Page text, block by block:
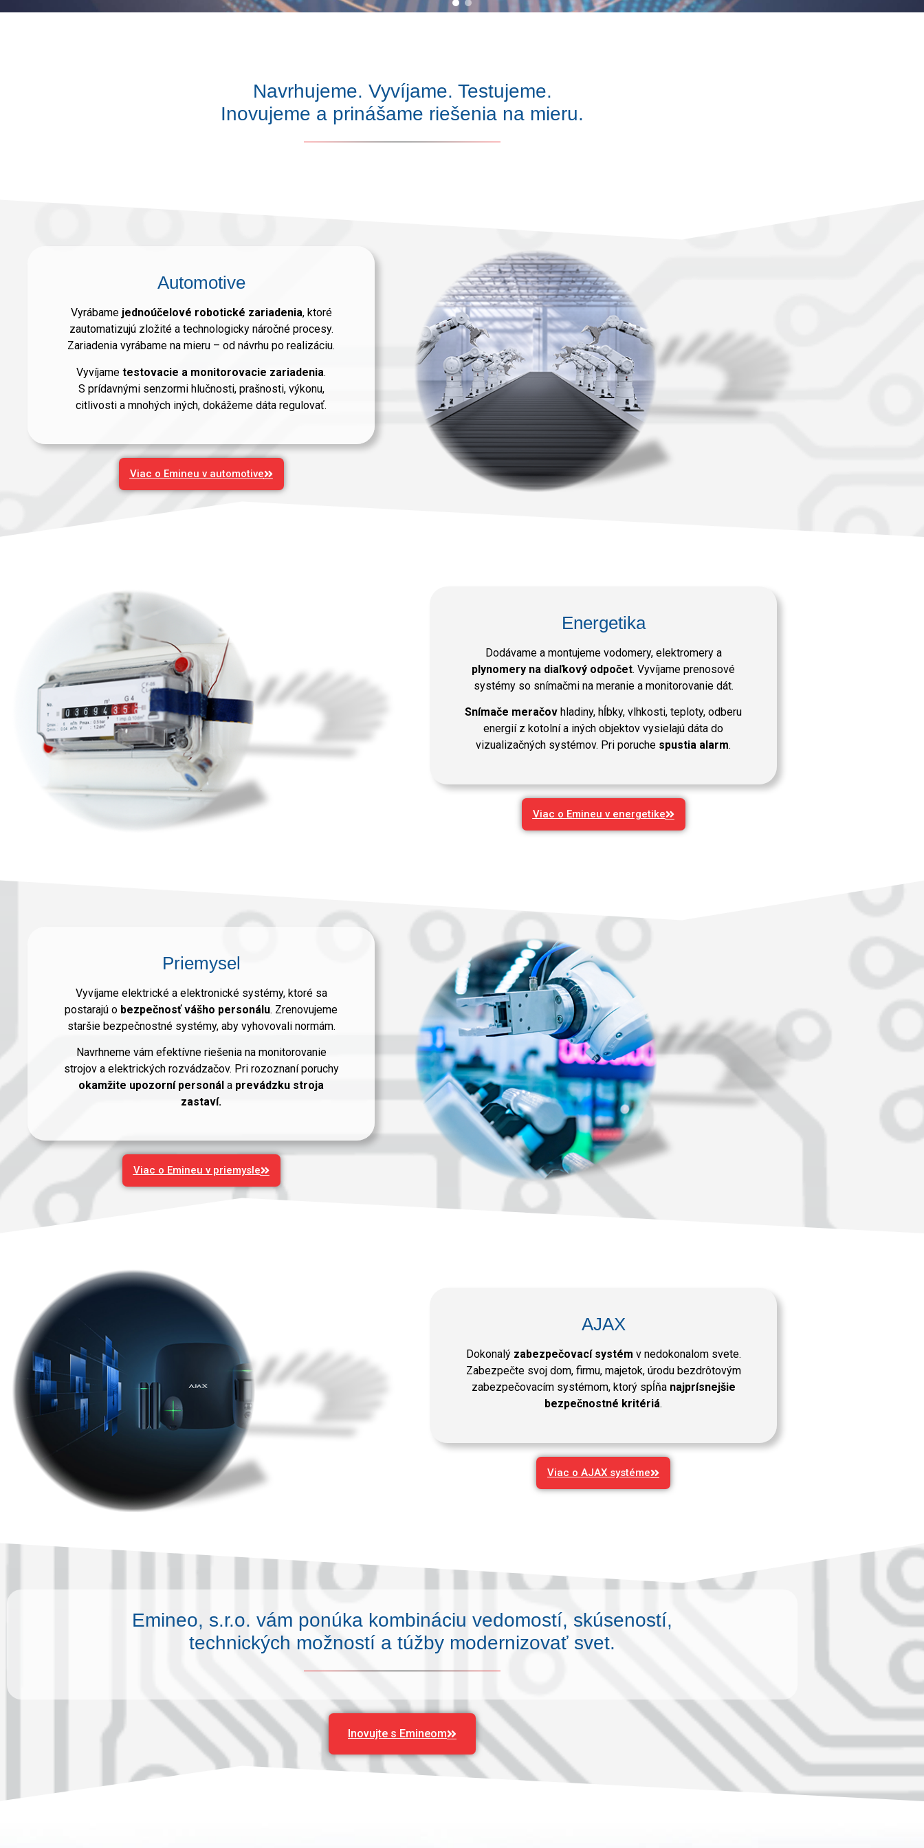
Navrhujeme. Vyvíjame. Testujeme.
Inovujeme a prinášame riešenia na mieru.
Automotive
Vyrábame jednoúčelové robotické zariadenia, ktoré
zautomatizujú zložité a technologicky náročné procesy.
Zariadenia vyrábame na mieru – od návrhu po realizáciu.
Vyvíjame testovacie a monitorovacie zariadenia.
S prídavnými senzormi hlučnosti, prašnosti, výkonu,
citlivosti a mnohých iných, dokážeme dáta regulovať.
Viac o Emineu v automotive
Energetika
Dodávame a montujeme vodomery, elektromery a
plynomery na diaľkový odpočet. Vyvíjame prenosové
systémy so snímačmi na meranie a monitorovanie dát.
Snímače meračov hladiny, hĺbky, vlhkosti, teploty, odberu
energií z kotolní a iných objektov vysielajú dáta do
vizualizačných systémov. Pri poruche spustia alarm.
Viac o Emineu v energetike
Priemysel
Vyvíjame elektrické a elektronické systémy, ktoré sa
postarajú o bezpečnosť vášho personálu. Zrenovujeme
staršie bezpečnostné systémy, aby vyhovovali normám.
Navrhneme vám efektívne riešenia na monitorovanie
strojov a elektrických rozvádzačov. Pri rozoznaní poruchy
okamžite upozorní personál a prevádzku stroja
zastaví.
Viac o Emineu v priemysle
AJAX
Dokonalýzabezpečovací systém v nedokonalom svete.
Zabezpečte svoj dom, firmu, majetok, úrodu bezdrôtovým
zabezpečovacím systémom, ktorý spĺňa najprísnejšie
bezpečnostné kritériá.
Viac o AJAX systéme
Emineo, s.r.o. vám ponúka kombináciu vedomostí, skúseností,
technických možností a túžby modernizovať svet.
Inovujte s Emineom